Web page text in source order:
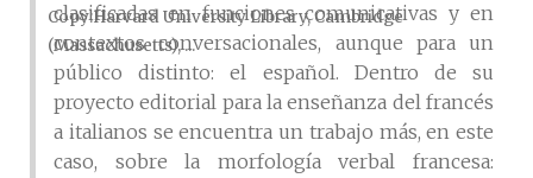
clasificadas en funciones comunicativas y en
contextos conversacionales, aunque para un
público distinto: el español. Dentro de su
proyecto editorial para la enseñanza del francés
a italianos se encuentra un trabajo más, en este
caso, sobre la morfología verbal francesa:
CopyHarvard University Library, Cambridge
(Massachusetts), ...